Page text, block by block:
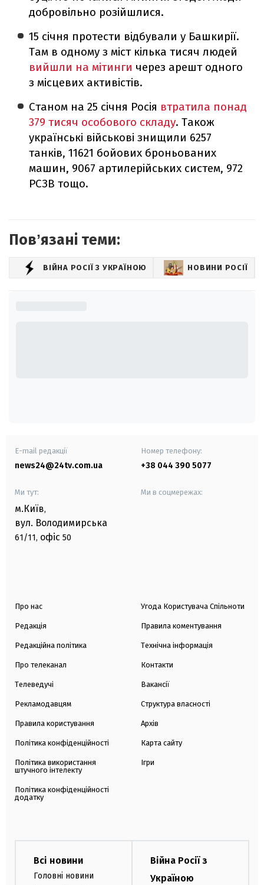
добровільно розійшлися.
15 січня протести відбували у Башкирії.
Там в одному з міст кілька тисяч людей
вийшли на мітинги через арешт одного
з місцевих активістів.
Станом на 25 січня Росія втратила понад
379 тисяч особового складу. Також
українські військові знищили 6257
танків, 11621 бойових броньованих
машин, 9067 артилерійських систем, 972
РСЗВ тощо.
Повʼязані теми:
ВІЙНА РОСІЇ З УКРАЇНОЮ НОВИНИ РОСІЇ
E-mail редакції
news24@24tv.com.ua
Номер телефону:
+38 044 390 5077
Ми тут:
м.Київ,
вул. Володимирська
61/11, офіс 50
Ми в соцмережах:
Про нас
Редакція
Редакційна політика
Про телеканал
Телеведучі
Рекламодавцям
Правила користування
Політика конфіденційності
Політика використання
штучного інтелекту
Політика конфіденційності
додатку
Угода Користувача Спільноти
Правила коментування
Технічна інформація
Контакти
Вакансії
Структура власності
Архів
Карта сайту
Ігри
Всі новини
Головні новини
Війна Росії з
Україною